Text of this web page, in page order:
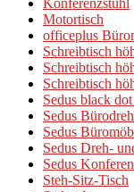
Konferenzstuhl
Motortisch
officeplus
Schreibtisch
Schreibtisch
Schreibtisch
Sedus black
Sedus
Sedus
Sedus Dreh-
Sedus
Steh-Sitz-Tisch